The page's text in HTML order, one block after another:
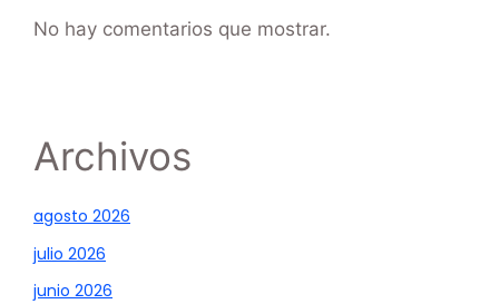
No hay comentarios que mostrar.
Archivos
agosto 2026
julio 2026
junio 2026